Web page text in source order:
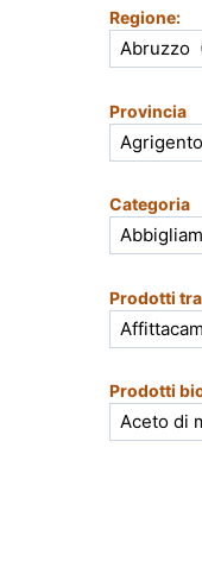
Regione:
Provincia
Categoria
Prodotti
Prodotti